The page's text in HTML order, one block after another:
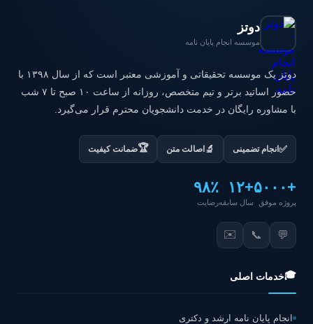
دوتز
موسسه انجام پایان نامه
دوتز یک موسسه تحقیقاتی و آموزشی معتبر است که از سال ۱۳۹۸ با
حضور اساتید برتر و تیم متخصص، روزانه از ساعت ۱۰ صبح تا ۷ شب
با مشاوره رایگان در خدمت دانشجویان محترم قرار می‌گیرد.
✅ انجام تضمینی 🔬 اصالت متن 🏆ضمانت کیفیت
+۵۰۰۰
پروژه موفق
+۱۲
سال سابقه
۹۸٪
رضایت
💬
📞
✉️
🎓خدمات اصلی
انجام پایان نامه ارشد و دکتری